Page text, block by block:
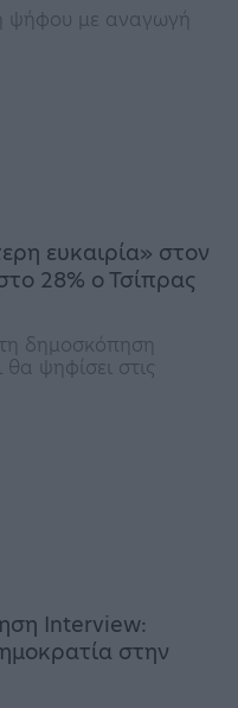
ψήφου με αναγωγή
ευκαιρία» στον
28% ο Τσίπρας
δημοσκόπηση
θα ψηφίσει στις
Interview:
στην